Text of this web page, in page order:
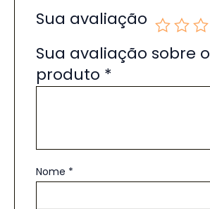
Sua avaliação
Sua avaliação sobre o
produto *
Nome *